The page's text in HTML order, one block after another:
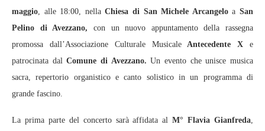
maggio , alle 18:00, nellaChiesa di San Michele ArcangeloaSan
Pelino di Avezzano, con un nuovo appuntamento della rassegna
promossa dall’Associazione Culturale MusicaleAntecedente X e
patrocinata dal Comune di Avezzano. Un evento che unisce musica
sacra, repertorio organistico e canto solistico in un programma di
grande fascino.
La prima parte del concerto sarà affidata alM° Flavia Gianfreda